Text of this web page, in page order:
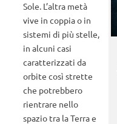
Sole. L’altra metà
vive in coppia o in
sistemi di più stelle,
in alcuni casi
caratterizzati da
orbite così strette
che potrebbero
rientrare nello
spazio tra la Terra e